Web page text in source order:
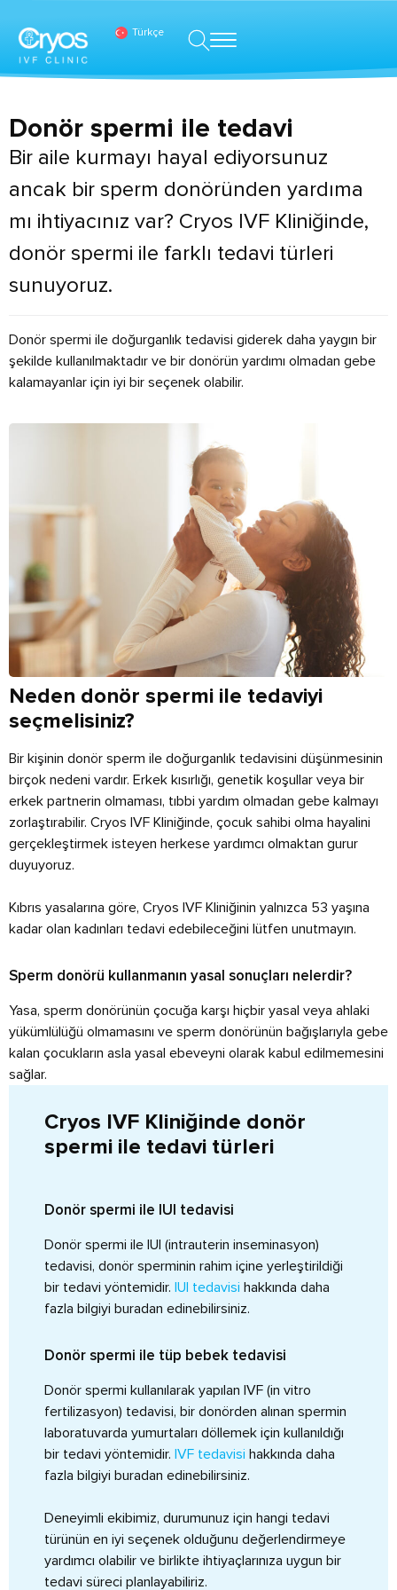
Türkçe
Donör spermi ile tedavi
Bir aile kurmayı hayal ediyorsunuz
ancak bir sperm donöründen yardıma
mı ihtiyacınız var? Cryos IVF Kliniğinde,
donör spermi ile farklı tedavi türleri
sunuyoruz.
Donör spermi ile doğurganlık tedavisi giderek daha yaygın bir
şekilde kullanılmaktadır ve bir donörün yardımı olmadan gebe
kalamayanlar için iyi bir seçenek olabilir.
Neden donör spermi ile tedaviyi
seçmelisiniz?
Bir kişinin donör sperm ile doğurganlık tedavisini düşünmesinin
birçok nedeni vardır. Erkek kısırlığı, genetik koşullar veya bir
erkek partnerin olmaması, tıbbi yardım olmadan gebe kalmayı
zorlaştırabilir. Cryos IVF Kliniğinde, çocuk sahibi olma hayalini
gerçekleştirmek isteyen herkese yardımcı olmaktan gurur
duyuyoruz.
Kıbrıs yasalarına göre, Cryos IVF Kliniğinin yalnızca 53 yaşına
kadar olan kadınları tedavi edebileceğini lütfen unutmayın.
Sperm donörü kullanmanın yasal sonuçları nelerdir?
Yasa, sperm donörünün çocuğa karşı hiçbir yasal veya ahlaki
yükümlülüğü olmamasını ve sperm donörünün bağışlarıyla gebe
kalan çocukların asla yasal ebeveyni olarak kabul edilmemesini
sağlar.
Cryos IVF Kliniğinde donör
spermi ile tedavi türleri
Donör spermi ile IUI tedavisi
Donör spermi ile IUI (intrauterin inseminasyon)
tedavisi, donör sperminin rahim içine yerleştirildiği
bir tedavi yöntemidir. IUI tedavisi hakkında daha
fazla bilgiyi buradan edinebilirsiniz.
Donör spermi ile tüp bebek tedavisi
Donör spermi kullanılarak yapılan IVF (in vitro
fertilizasyon) tedavisi, bir donörden alınan spermin
laboratuvarda yumurtaları döllemek için kullanıldığı
bir tedavi yöntemidir. IVF tedavisi hakkında daha
fazla bilgiyi buradan edinebilirsiniz.
Deneyimli ekibimiz, durumunuz için hangi tedavi
türünün en iyi seçenek olduğunu değerlendirmeye
yardımcı olabilir ve birlikte ihtiyaçlarınıza uygun bir
tedavi süreci planlayabiliriz.